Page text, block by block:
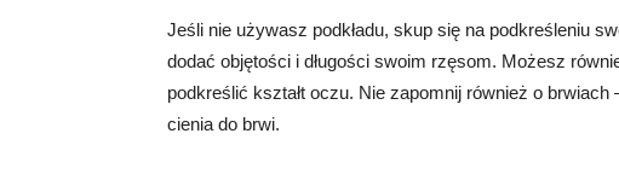
Jeśli nie używasz podkładu, skup się na podkreśleniu
dodać objętości i długości swoim rzęsom. Możesz
podkreślić kształt oczu. Nie zapomnij również o
cienia do brwi.